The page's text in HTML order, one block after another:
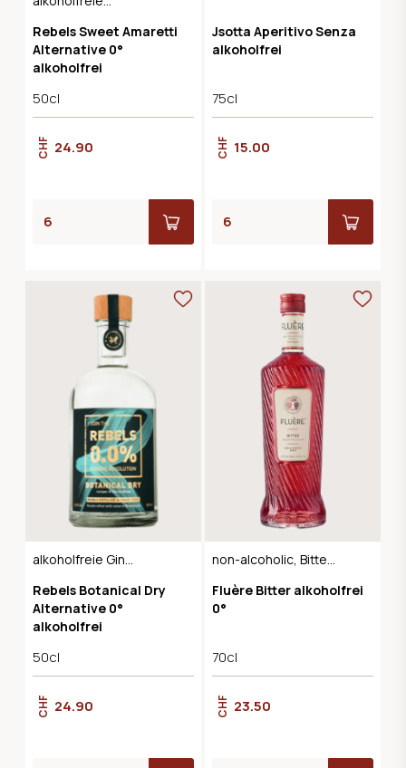
Rebels Sweet Amaretti
Alternative 0°
alkoholfrei
50cl
CHF 24.90
Jsotta Aperitivo Senza
alkoholfrei
75cl
CHF 15.00
alkoholfreie Gin
Rebels Botanical Dry
Alternative 0°
alkoholfrei
50cl
CHF 24.90
non-alcoholic, Bitter
alternative
Fluère Bitter alkoholfrei
0°
70cl
CHF 23.50